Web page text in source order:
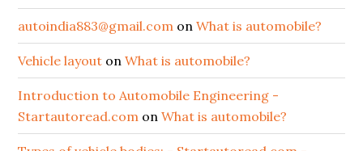
autoindia883@gmail.com onWhat is automobile?
Vehicle layout onWhat is automobile?
Introduction to Automobile Engineering -
Startautoread.com onWhat is automobile?